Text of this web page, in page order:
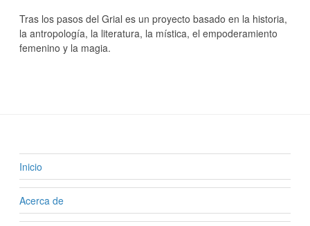
Tras los pasos del Grial es un proyecto basado en la historia,
la antropología, la literatura, la mística, el empoderamiento
femenino y la magia.
Inicio
Acerca de